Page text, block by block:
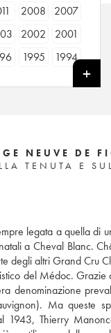
2008
2007
2002
2001
1995
1994
NEUVE DE
TENUTA E
legata a quella di
a Cheval Blanc.
degli altri Grand Cru
del Médoc.
denominazione
Ma queste
1943, Thierry